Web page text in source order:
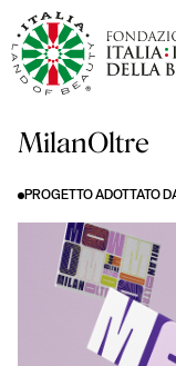
MilanOltre
PROGETTO ADOTTATO